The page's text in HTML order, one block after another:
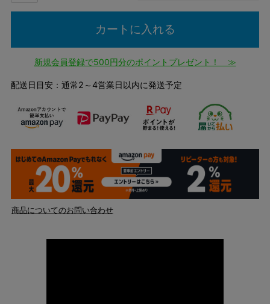
カートに入れる
新規会員登録で500円分のポイントプレゼント！ ≫
配送日目安：通常2～4営業日以内に発送予定
商品についてのお問い合わせ